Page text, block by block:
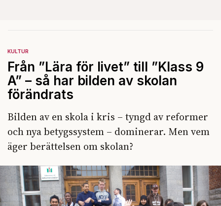
KULTUR
Från ”Lära för livet” till ”Klass 9
A” – så har bilden av skolan
förändrats
Bilden av en skola i kris – tyngd av reformer
och nya betygssystem – dominerar. Men vem
äger berättelsen om skolan?